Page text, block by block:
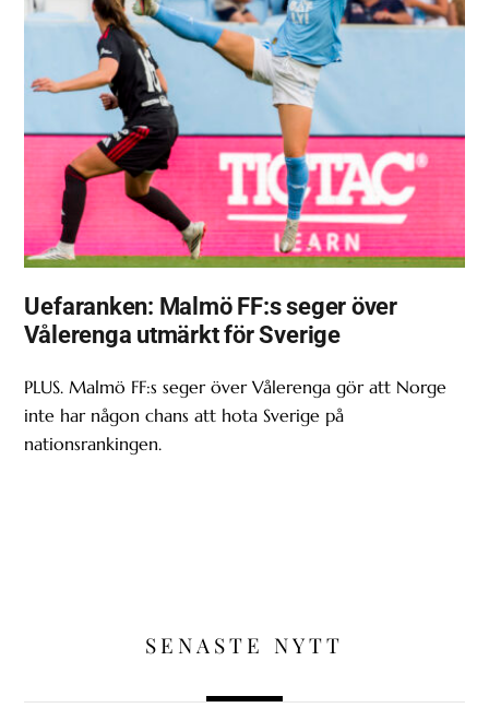
Uefaranken: Malmö FF:s seger över
Vålerenga utmärkt för Sverige
PLUS. Malmö FF:s seger över Vålerenga gör att Norge
inte har någon chans att hota Sverige på
nationsrankingen.
SENASTE NYTT